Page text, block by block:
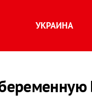
УКРАИНА